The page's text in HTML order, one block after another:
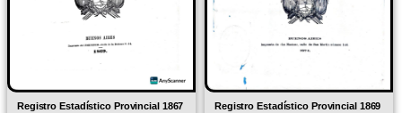
Registro Estadístico Provincial 1867 Registro Estadístico Provincial 1869